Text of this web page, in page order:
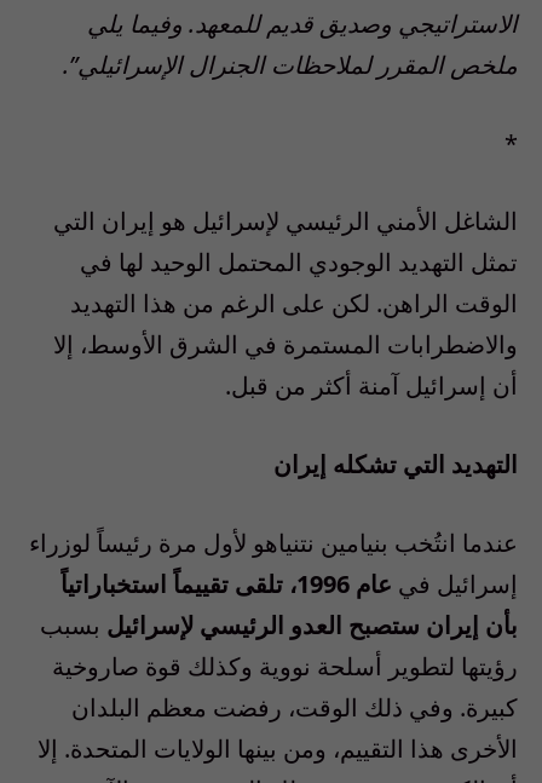
الاستراتيجي وصديق قديم للمعهد. وفيما يلي
ملخص المقرر لملاحظات الجنرال الإسرائيلي”.
*
الشاغل الأمني الرئيسي لإسرائيل هو إيران التي
تمثل التهديد الوجودي المحتمل الوحيد لها في
الوقت الراهن. لكن على الرغم من هذا التهديد
والاضطرابات المستمرة في الشرق الأوسط، إلا
أن إسرائيل آمنة أكثر من قبل.
التهديد التي تشكله إيران
عندما انتُخب بنيامين نتنياهو لأول مرة رئيساً لوزراء
إسرائيل في
عام 1996، تلقى تقييماً استخباراتياً
بأن إيران ستصبح العدو الرئيسي لإسرائيل بسبب
رؤيتها لتطوير أسلحة نووية وكذلك قوة صاروخية
كبيرة. وفي ذلك الوقت، رفضت معظم البلدان
الأخرى هذا التقييم، ومن بينها الولايات المتحدة. إلا